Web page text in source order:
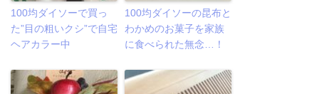
100均ダイソーで買っ
た”目の粗いクシ”で自宅
ヘアカラー中
100均ダイソーの昆布と
わかめのお菓子を家族
に食べられた無念…！